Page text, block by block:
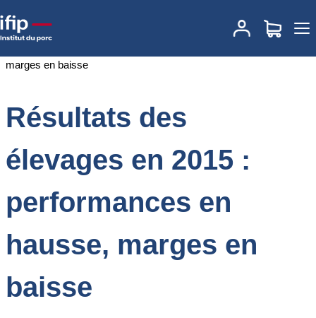
Accueil
Résultats des élevages en 2015 :
performances en hausse, marges en baisse
Résultats des
élevages en 2015 :
performances en
hausse, marges en
baisse